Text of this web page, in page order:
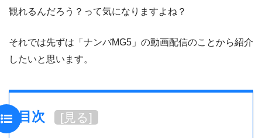
観れるんだろう？って気になりますよね？
それでは先ずは「ナンバMG5」の動画配信のことから紹介
したいと思います。
目次 [見る]